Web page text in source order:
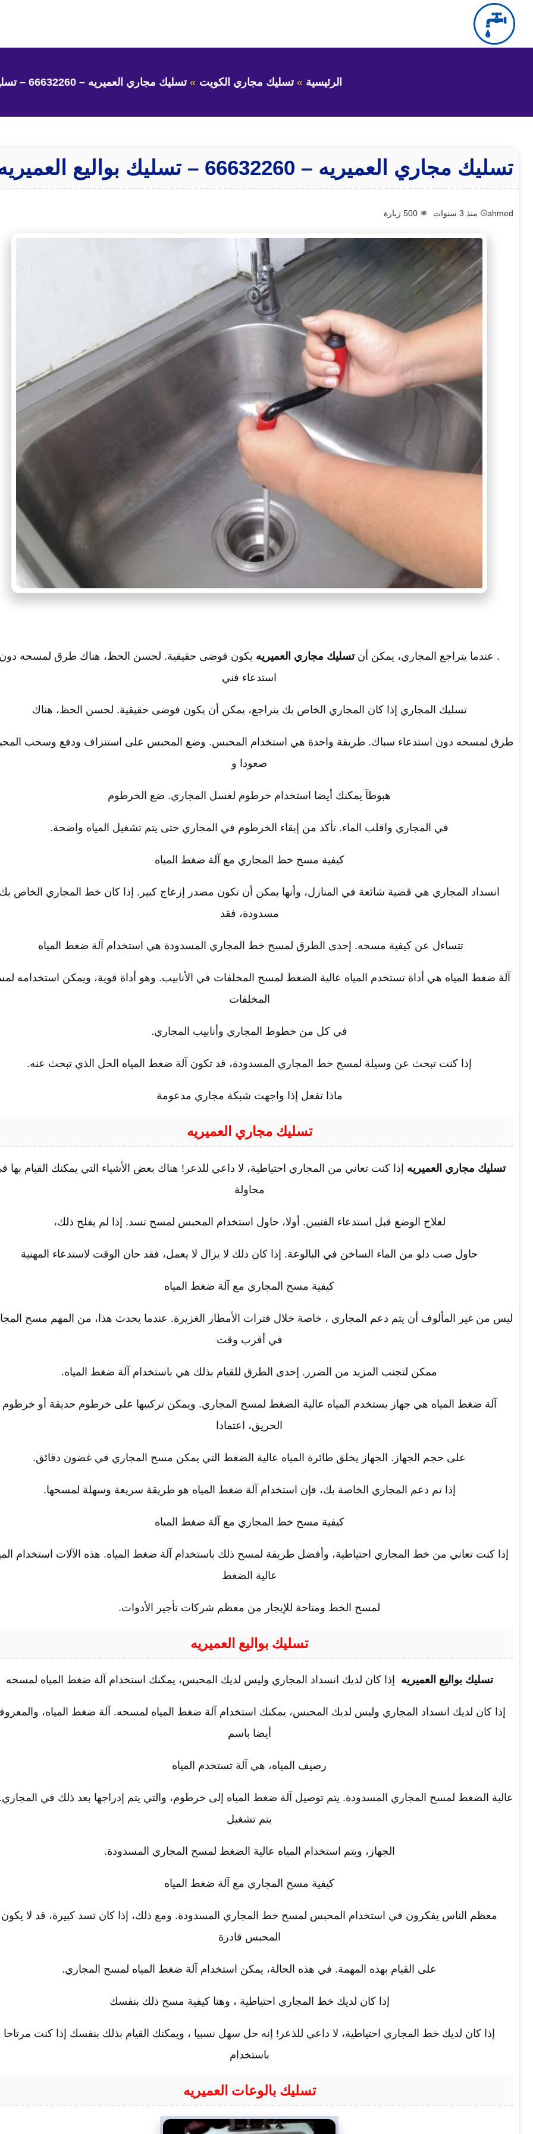
التجاوز
عن
الرئيسية تسليك مجاري الكويت تسليك مجاري العميريه – 66632260 – تسليك بواليع العميريه
تسليك مجاري العميريه – 66632260 – تسليك بواليع العميريه
ahmed منذ 3 سنوات 500 زيارة
. عندما يتراجع المجاري، يمكن أنتسليك مجاري العميريه يكون فوضى حقيقية. لحسن الحظ، هناك طرق لمسحه
استدعاء فني
تسليك المجاري إذا كان المجاري الخاص بك يتراجع، يمكن أن يكون فوضى حقيقية. لحسن الحظ، هناك
طرق لمسحه دون استدعاء سباك. طريقة واحدة هي استخدام المحبس. وضع المحبس على استنزاف ودفع وسحب
صعودا و
هبوطآ يمكنك أيضا استخدام خرطوم لغسل المجاري. ضع الخرطوم
في المجاري واقلب الماء. تأكد من إبقاء الخرطوم في المجاري حتى يتم تشغيل المياه واضحة.
كيفية مسح خط المجاري مع آلة ضغط المياه
انسداد المجاري هي قضية شائعة في المنازل، وأنها يمكن أن تكون مصدر إزعاج كبير. إذا كان خط المجاري الخاص
مسدودة، فقد
تتساءل عن كيفية مسحه. إحدى الطرق لمسح خط المجاري المسدودة هي استخدام آلة ضغط المياه
آلة ضغط المياه هي أداة تستخدم المياه عالية الضغط لمسح المخلفات في الأنابيب. وهو أداة قوية، ويمكن استخدامه
المخلفات
في كل من خطوط المجاري وأنابيب المجاري.
إذا كنت تبحث عن وسيلة لمسح خط المجاري المسدودة، قد تكون آلة ضغط المياه الحل الذي تبحث عنه.
ماذا تفعل إذا واجهت شبكة مجاري مدعومة
تسليك مجاري العميريه
تسليك مجاري العميريه إذا كنت تعاني من المجاري احتياطية، لا داعي للذعر! هناك بعض الأشياء التي يمكنك القيام بها
محاولة
لعلاج الوضع قبل استدعاء الفنيين. أولا، حاول استخدام المحبس لمسح تسد. إذا لم يفلح ذلك،
حاول صب دلو من الماء الساخن في البالوعة. إذا كان ذلك لا يزال لا يعمل، فقد حان الوقت لاستدعاء المهنية
كيفية مسح المجاري مع آلة ضغط المياه
ليس من غير المألوف أن يتم دعم المجاري ، خاصة خلال فترات الأمطار الغزيرة. عندما يحدث هذا، من المهم مسح
في أقرب وقت
ممكن لتجنب المزيد من الضرر. إحدى الطرق للقيام بذلك هي باستخدام آلة ضغط المياه.
آلة ضغط المياه هي جهاز يستخدم المياه عالية الضغط لمسح المجاري. ويمكن تركيبها على خرطوم حديقة أو خرطوم
الحريق، اعتمادا
على حجم الجهاز. الجهاز يخلق طائرة المياه عالية الضغط التي يمكن مسح المجاري في غضون دقائق.
إذا تم دعم المجاري الخاصة بك، فإن استخدام آلة ضغط المياه هو طريقة سريعة وسهلة لمسحها.
كيفية مسح خط المجاري مع آلة ضغط المياه
إذا كنت تعاني من خط المجاري احتياطية، وأفضل طريقة لمسح ذلك باستخدام آلة ضغط المياه. هذه الآلات استخدام
عالية الضغط
لمسح الخط ومتاحة للإيجار من معظم شركات تأجير الأدوات.
تسليك بواليع العميريه
تسليك بواليع العميريه إذا كان لديك انسداد المجاري وليس لديك المحبس، يمكنك استخدام آلة ضغط المياه لمسحه
إذا كان لديك انسداد المجاري وليس لديك المحبس، يمكنك استخدام آلة ضغط المياه لمسحه. آلة ضغط المياه،
أيضا باسم
رصيف المياه، هي آلة تستخدم المياه
عالية الضغط لمسح المجاري المسدودة. يتم توصيل آلة ضغط المياه إلى خرطوم، والتي يتم إدراجها بعد ذلك في
يتم تشغيل
الجهاز، ويتم استخدام المياه عالية الضغط لمسح المجاري المسدودة.
كيفية مسح المجاري مع آلة ضغط المياه
معظم الناس يفكرون في استخدام المحبس لمسح خط المجاري المسدودة. ومع ذلك، إذا كان تسد كبيرة، قد لا يكون
المحبس قادرة
على القيام بهذه المهمة. في هذه الحالة، يمكن استخدام آلة ضغط المياه لمسح المجاري.
إذا كان لديك خط المجاري احتياطية ، وهنا كيفية مسح ذلك بنفسك
إذا كان لديك خط المجاري احتياطية، لا داعي للذعر! إنه حل سهل نسبيا ، ويمكنك القيام بذلك بنفسك إذا كنت مرتاحا
باستخدام
تسليك بالوعات العميريه